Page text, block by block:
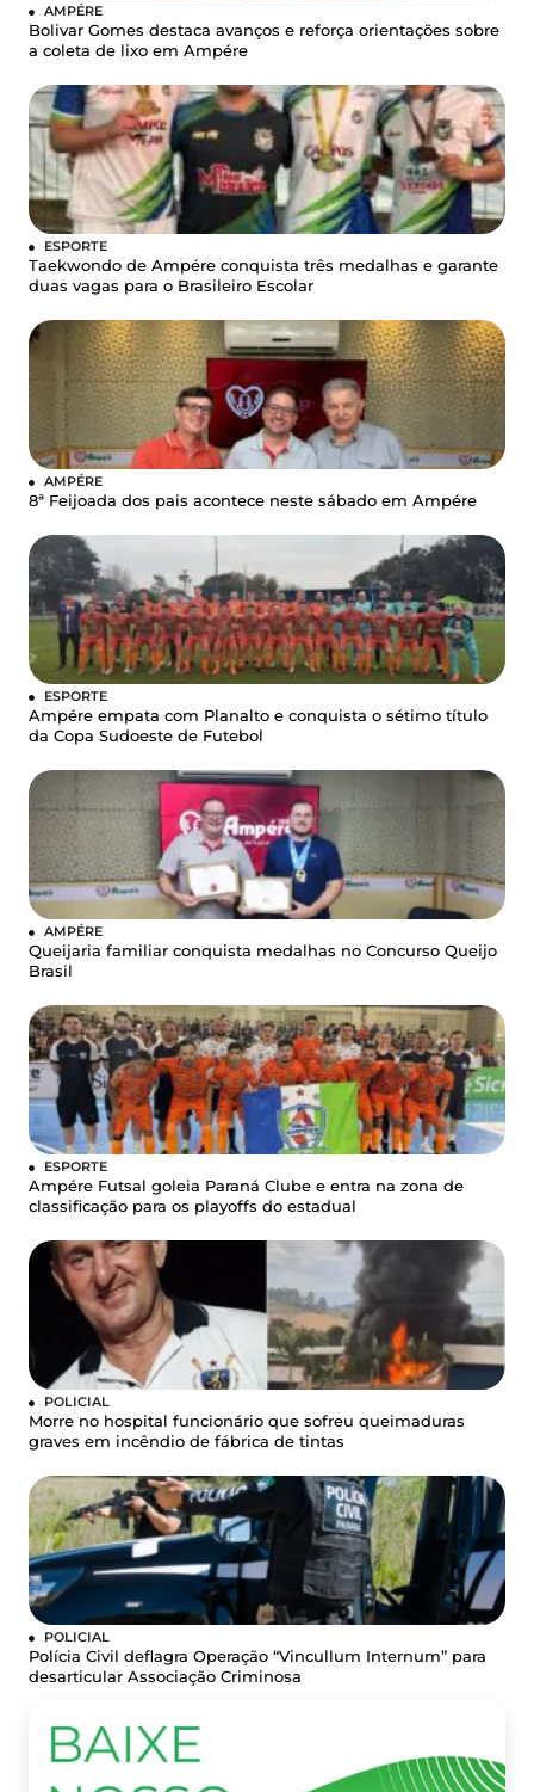
AMPÉRE
Bolivar Gomes destaca avanços e reforça orientações sobre
a coleta de lixo em Ampére
ESPORTE
Taekwondo de Ampére conquista três medalhas e garante
duas vagas para o Brasileiro Escolar
AMPÉRE
8ª Feijoada dos pais acontece neste sábado em Ampére
ESPORTE
Ampére empata com Planalto e conquista o sétimo título
da Copa Sudoeste de Futebol
AMPÉRE
Queijaria familiar conquista medalhas no Concurso Queijo
Brasil
ESPORTE
Ampére Futsal goleia Paraná Clube e entra na zona de
classificação para os playoffs do estadual
POLICIAL
Morre no hospital funcionário que sofreu queimaduras
graves em incêndio de fábrica de tintas
POLICIAL
Polícia Civil deflagra Operação “Vincullum Internum” para
desarticular Associação Criminosa